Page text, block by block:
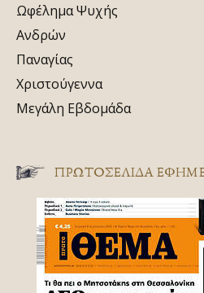
Ωφέλημα Ψυχής
Ανδρών
Παναγίας
Χριστούγεννα
Μεγάλη Εβδομάδα
ΠΡΩΤΟΣΈΛΙΔΑ